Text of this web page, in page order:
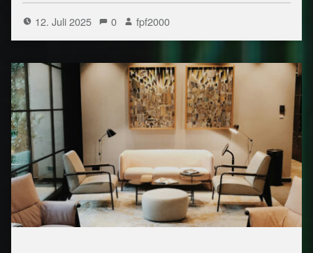
12. Juli 2025 0 fpf2000